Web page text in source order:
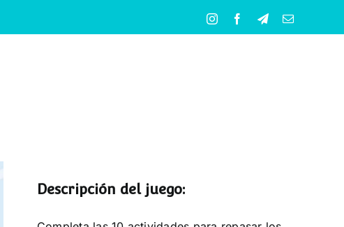
InstagramFacebookTelegramCorreo
Descripción del juego: